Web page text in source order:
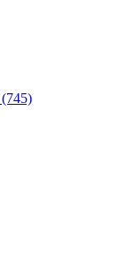
(745)